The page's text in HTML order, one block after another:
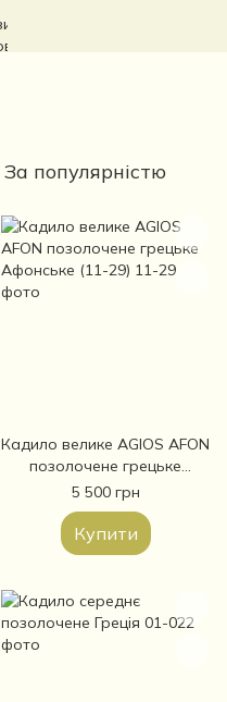
За популярністю
Кадило велике AGIOS AFON
позолочене грецьке
Афонське (11-29)
5 500 грн
Купити